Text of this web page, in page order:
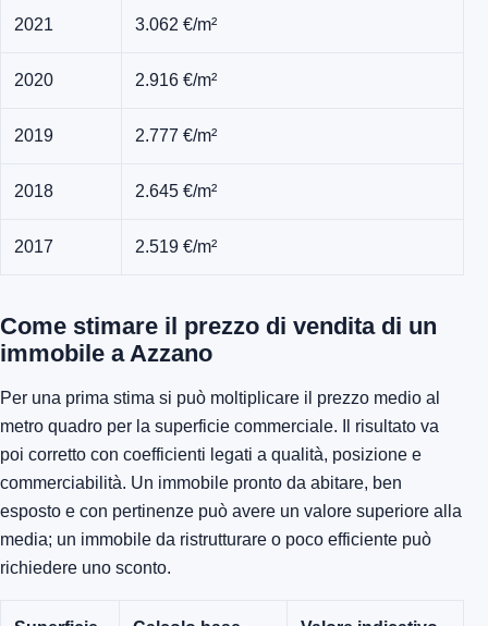
2021 3.062 €/m²
2020 2.916 €/m²
2019 2.777 €/m²
2018 2.645 €/m²
2017 2.519 €/m²
Come stimare il prezzo di vendita di un
immobile a Azzano
Per una prima stima si può moltiplicare il prezzo medio al
metro quadro per la superficie commerciale. Il risultato va
poi corretto con coefficienti legati a qualità, posizione e
commerciabilità. Un immobile pronto da abitare, ben
esposto e con pertinenze può avere un valore superiore alla
media; un immobile da ristrutturare o poco efficiente può
richiedere uno sconto.